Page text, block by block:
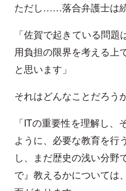
ただし……落合弁護士は続
「佐賀で起きている問
用負担の限界を考える上
と思います」
それはどんなことだろうか
「ITの重要性を理解し
ように、必要な教育を行
し、まだ歴史の浅い分野
で』教えるかについては